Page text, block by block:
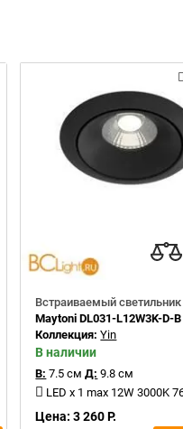
Встраиваемый светильник
Maytoni DL031-L12W3K-D-B
Коллекция:Yin
В наличии
В: 7.5 см Д: 9.8 см
LED x 1 max 12W 3000K
Цена: 3 260 Р.